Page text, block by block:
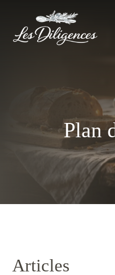
contenu
Plan
Articles